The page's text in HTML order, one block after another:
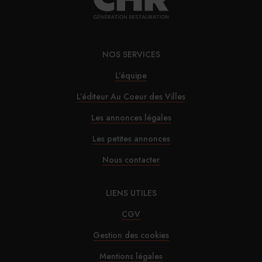
Marnie House a ouvert ses portes au Touquet
29/07/2026
29/07/2026
La Maison de la Pistache s’installe à Marseille
NOS SERVICES
L’équipe
L’éditeur Au Coeur des Villes
Les annonces légales
Les petites annonces
Nous contacter
LIENS UTILES
CGV
Gestion des cookies
Mentions légales